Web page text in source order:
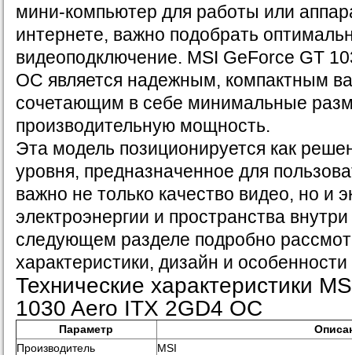
мини-компьютер для работы или
интернете, важно подобрать
видеоподключение. MSI GeForce GT
OC является надежным, компактным
сочетающим в себе минимальные
производительную мощность.
Эта модель позиционируется как
уровня, предназначенное для
важно не только качество видео, но и
электроэнергии и пространства
следующем разделе подробно
характеристики, дизайн и
Технические характеристики
1030 Aero ITX 2GD4 OC
Параметр
Производитель
MSI